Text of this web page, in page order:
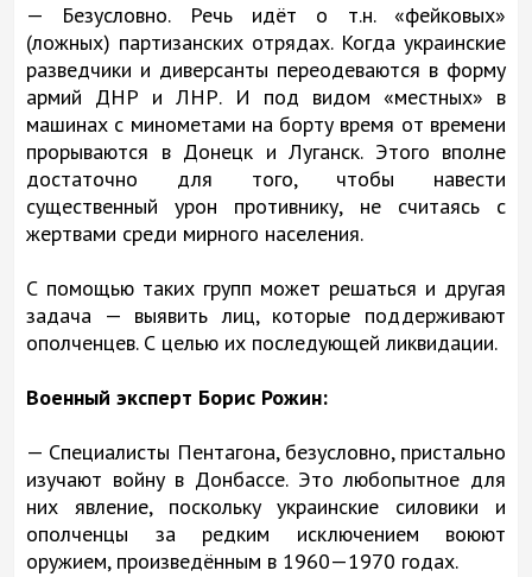
— Безусловно. Речь идёт о т.н. «фейковых»
(ложных) партизанских отрядах. Когда украинские
разведчики и диверсанты переодеваются в форму
армий ДНР и ЛНР. И под видом «местных» в
машинах с минометами на борту время от времени
прорываются в Донецк и Луганск. Этого вполне
достаточно для того, чтобы навести
существенный урон противнику, не считаясь с
жертвами среди мирного населения.
С помощью таких групп может решаться и другая
задача — выявить лиц, которые поддерживают
ополченцев. С целью их последующей ликвидации.
Военный эксперт Борис Рожин:
— Специалисты Пентагона, безусловно, пристально
изучают войну в Донбассе. Это любопытное для
них явление, поскольку украинские силовики и
ополченцы за редким исключением воюют
оружием, произведённым в 1960—1970 годах.